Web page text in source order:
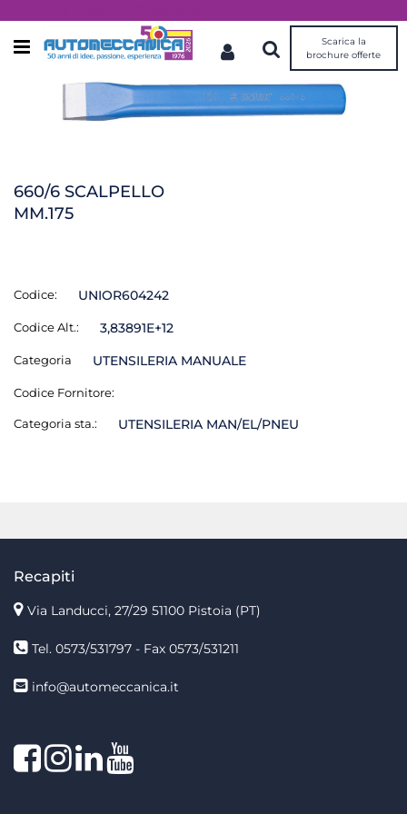
Open menu
Scarica la
brochure offerte
660/6 SCALPELLO
MM.175
Codice: UNIOR604242
Codice Alt.: 3,83891E+12
Categoria UTENSILERIA MANUALE
Codice Fornitore:
Categoria sta.: UTENSILERIA MAN/EL/PNEU
Recapiti
Via Landucci, 27/29 51100 Pistoia (PT)
Tel. 0573/531797 - Fax 0573/531211
info@automeccanica.it
FacebookInstagram
linkedin